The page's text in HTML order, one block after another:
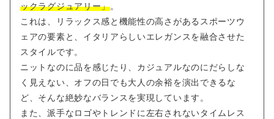
ックラグジュアリー」。
これは、リラックス感と機能性の高さがあるスポーツウ
ェアの要素と、イタリアらしいエレガンスを融合させた
スタイルです。
ニットなのに品を感じたり、カジュアルなのにだらしな
く見えない、オフの日でも大人の余裕を演出できるな
ど、そんな絶妙なバランスを実現しています。
また、派手なロゴやトレンドに左右されないタイムレス